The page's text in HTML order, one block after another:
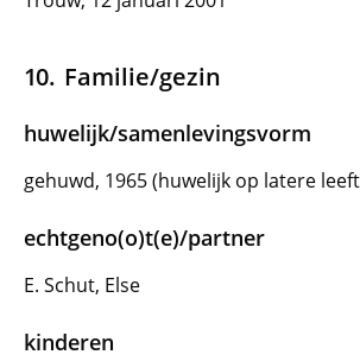
Familie/gezin
huwelijk/samenlevingsvorm
gehuwd, 1965 (huwelijk op latere
echtgeno(o)t(e)/partner
E. Schut, Else
kinderen